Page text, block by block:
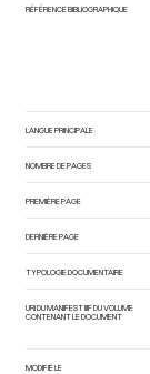
RÉFÉRENCE BIBLIOGRAPHIQUE
LANGUE PRINCIPALE
NOMBRE DE PAGES
PREMIÈRE PAGE
DERNIÈRE PAGE
TYPOLOGIE DOCUMENTAIRE
URI DU MANIFEST IIIF DU VOLUME
CONTENANT LE DOCUMENT
MODIFIÉ LE